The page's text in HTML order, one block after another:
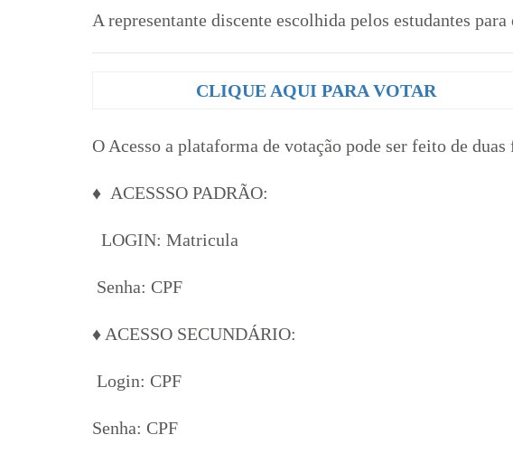
A representante discente escolhida pelos estudantes
CLIQUE AQUI PARA VOTAR
O Acesso a plataforma de votação pode ser feito de duas
♦ ACESSSO PADRÃO:
LOGIN: Matricula
Senha: CPF
♦ ACESSO SECUNDÁRIO:
Login: CPF
Senha: CPF